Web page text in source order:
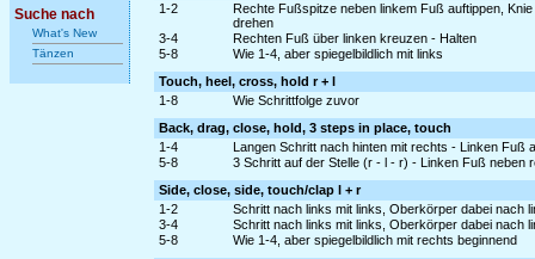
Suche nach
What's New
Tänzen
1-2
Rechte Fußspitze neben linkem Fuß auftippen,
drehen
3-4
Rechten Fuß über linken kreuzen - Halten
5-8
Wie 1-4, aber spiegelbildlich mit links
Touch, heel, cross, hold r + l
1-8
Wie Schrittfolge zuvor
Back, drag, close, hold, 3 steps in place, touch
1-4
Langen Schritt nach hinten mit rechts - Linken Fuß
5-8
3 Schritt auf der Stelle (r - l - r) - Linken Fuß neben
Side, close, side, touch/clap l + r
1-2
Schritt nach links mit links, Oberkörper dabei nach
3-4
Schritt nach links mit links, Oberkörper dabei nach
5-8
Wie 1-4, aber spiegelbildlich mit rechts beginnend